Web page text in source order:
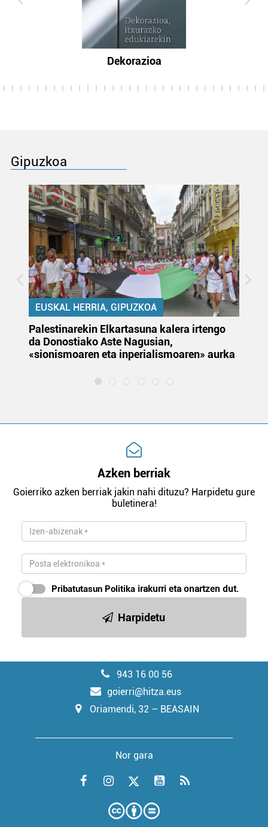
Dekorazioa
Gipuzkoa
EUSKAL HERRIA, GIPUZKOA
Palestinarekin Elkartasuna kalera irtengo
da Donostiako Aste Nagusian,
«sionismoaren eta inperialismoaren» aurka
Azken berriak
Goierriko azken berriak jakin nahi dituzu? Harpidetu gure
buletinera!
Pribatutasun Politika irakurri eta onartzen dut.
Harpidetu
943 16 00 56
goierri@hitza.eus
Oriamendi, 32 – BEASAIN
Nor gara